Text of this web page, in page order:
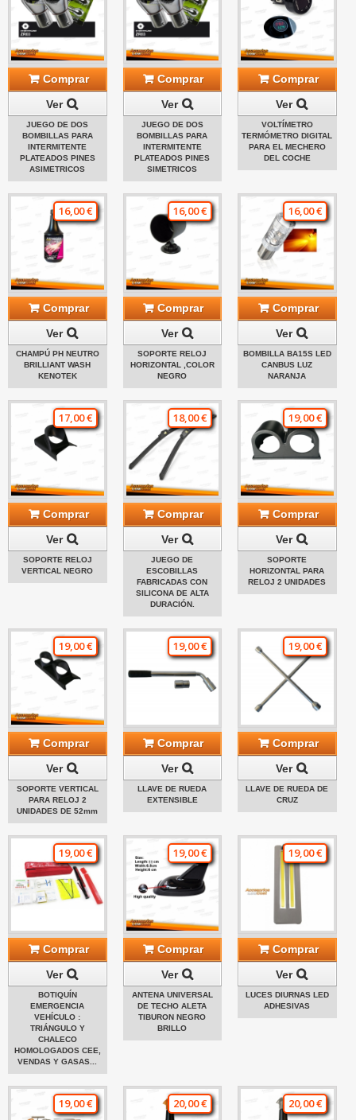
Comprar
Ver
JUEGO DE DOS
BOMBILLAS PARA
INTERMITENTE
PLATEADOS PINES
ASIMETRICOS
Comprar
Ver
JUEGO DE DOS
BOMBILLAS PARA
INTERMITENTE
PLATEADOS PINES
SIMETRICOS
Comprar
Ver
VOLTÍMETRO
TERMÓMETRO DIGITAL
PARA EL MECHERO
DEL COCHE
16,00 €
Comprar
Ver
CHAMPÚ PH NEUTRO
BRILLIANT WASH
KENOTEK
16,00 €
Comprar
Ver
SOPORTE RELOJ
HORIZONTAL ,COLOR
NEGRO
16,00 €
Comprar
Ver
BOMBILLA BA15S LED
CANBUS LUZ
NARANJA
17,00 €
Comprar
Ver
SOPORTE RELOJ
VERTICAL NEGRO
18,00 €
Comprar
Ver
JUEGO DE
ESCOBILLAS
FABRICADAS CON
SILICONA DE ALTA
DURACIÓN.
19,00 €
Comprar
Ver
SOPORTE
HORIZONTAL PARA
RELOJ 2 UNIDADES
19,00 €
Comprar
Ver
SOPORTE VERTICAL
PARA RELOJ 2
UNIDADES DE 52mm
19,00 €
Comprar
Ver
LLAVE DE RUEDA
EXTENSIBLE
19,00 €
Comprar
Ver
LLAVE DE RUEDA DE
CRUZ
19,00 €
Comprar
Ver
BOTIQUÍN
EMERGENCIA
VEHÍCULO :
TRIÁNGULO Y
CHALECO
HOMOLOGADOS CEE,
VENDAS Y GASAS...
19,00 €
Comprar
Ver
ANTENA UNIVERSAL
DE TECHO ALETA
TIBURON NEGRO
BRILLO
19,00 €
Comprar
Ver
LUCES DIURNAS LED
ADHESIVAS
19,00 € 20,00 € 20,00 €